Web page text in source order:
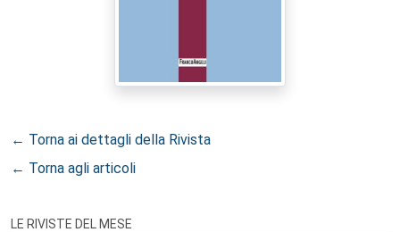
← Torna ai dettagli della Rivista
← Torna agli articoli
LE RIVISTE DEL MESE